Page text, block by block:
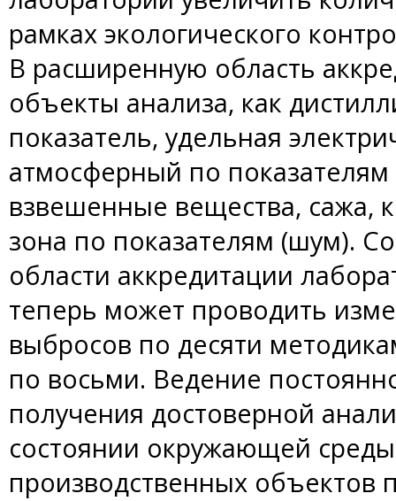
рамках экологического
В расширенную область
объекты анализа, как
показатель, удельная
атмосферный по показателям
взвешенные вещества, сажа,
зона по показателям (шум).
области аккредитации
теперь может проводить
выбросов по десяти
по восьми. Ведение
получения достоверной
состоянии окружающей
производственных объектов